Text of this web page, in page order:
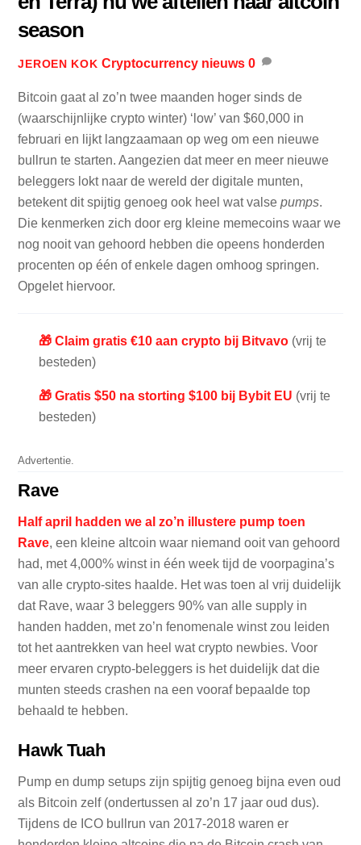
season
JEROEN KOK Cryptocurrency nieuws 0
Bitcoin gaat al zo’n twee maanden hoger sinds de
(waarschijnlijke crypto winter) ‘low’ van $60,000 in
februari en lijkt langzaamaan op weg om een nieuwe
bullrun te starten. Aangezien dat meer en meer nieuwe
beleggers lokt naar de wereld der digitale munten,
betekent dit spijtig genoeg ook heel wat valsepumps.
Die kenmerken zich door erg kleine memecoins waar we
nog nooit van gehoord hebben die opeens honderden
procenten op één of enkele dagen omhoog springen.
Opgelet hiervoor.
🎁 Claim gratis €10 aan crypto bij Bitvavo (vrij te
besteden)
🎁 Gratis $50 na storting $100 bij Bybit EU (vrij te
besteden)
Advertentie.
Rave
Half april hadden we al zo’n illustere pump toen
Rave, een kleine altcoin waar niemand ooit van gehoord
had, met 4,000% winst in één week tijd de voorpagina’s
van alle crypto-sites haalde. Het was toen al vrij duidelijk
dat Rave, waar 3 beleggers 90% van alle supply in
handen hadden, met zo’n fenomenale winst zou leiden
tot het aantrekken van heel wat crypto newbies. Voor
meer ervaren crypto-beleggers is het duidelijk dat die
munten steeds crashen na een vooraf bepaalde top
behaald te hebben.
Hawk Tuah
Pump en dump setups zijn spijtig genoeg bijna even oud
als Bitcoin zelf (ondertussen al zo’n 17 jaar oud dus).
Tijdens de ICO bullrun van 2017-2018 waren er